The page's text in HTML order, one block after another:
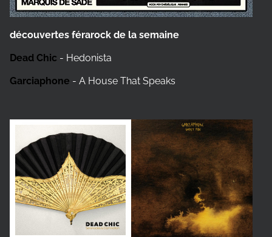
découvertes férarock de la semaine
Dead Chic - Hedonista
Garciaphone - A House That Speaks